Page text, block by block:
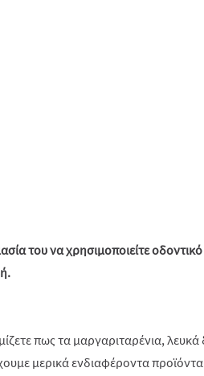
του να χρησιμοποιείτε
πως τα μαργαριταρένια,
μερικά ενδιαφέροντα